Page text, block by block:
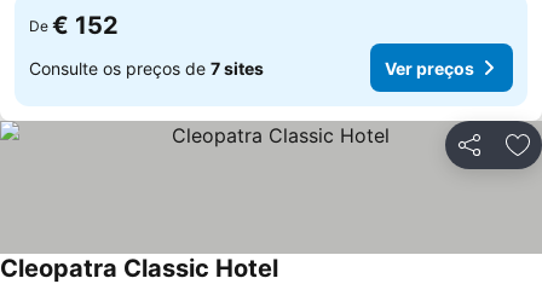
De € 152
Consulte os preços de 7 sites Ver preços
Partilhar
Cleopatra Classic Hotel